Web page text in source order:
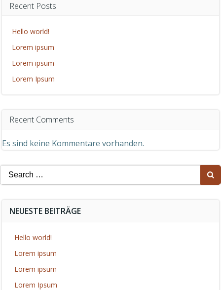
Recent Posts
Hello world!
Lorem ipsum
Lorem ipsum
Lorem Ipsum
Recent Comments
Es sind keine Kommentare vorhanden.
Search
for:
NEUESTE BEITRÄGE
Hello world!
Lorem ipsum
Lorem ipsum
Lorem Ipsum